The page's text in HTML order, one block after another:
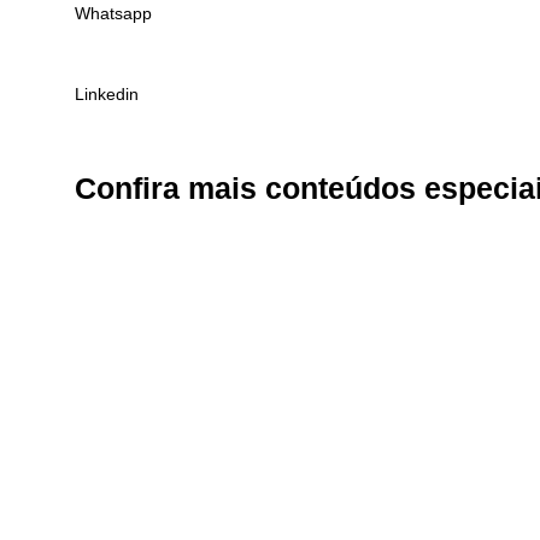
Whatsapp
Linkedin
Confira mais conteúdos